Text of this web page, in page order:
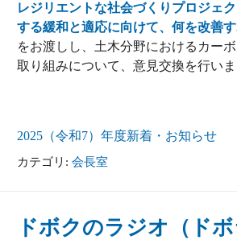
レジリエントな社会づくりプロジェ
する緩和と適応に向けて、何を改善す
をお渡しし、土木分野におけるカー
取り組みについて、意見交換を行いま
2025（令和7）年度新着・お知らせ
カテゴリ: 会長室
ドボクのラジオ（ドボ